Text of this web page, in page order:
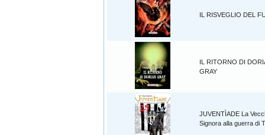
IL RISVEGLIO DEL
IL RITORNO DI
GRAY
JUVENTÌADE La
Signora alla guerra di